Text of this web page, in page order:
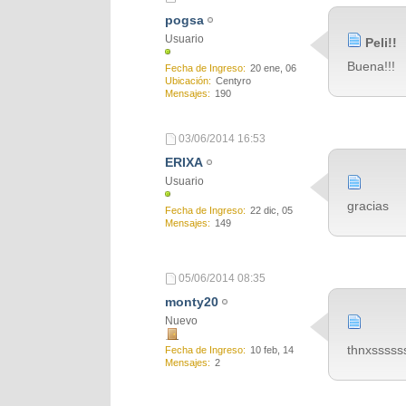
pogsa
Usuario
Fecha de Ingreso
20 ene, 06
Ubicación
Centyro
Mensajes
190
Peli!!
Buena!!!
03/06/2014 16:53
ERIXA
Usuario
Fecha de Ingreso
22 dic, 05
Mensajes
149
gracias
05/06/2014 08:35
monty20
Nuevo
Fecha de Ingreso
10 feb, 14
Mensajes
2